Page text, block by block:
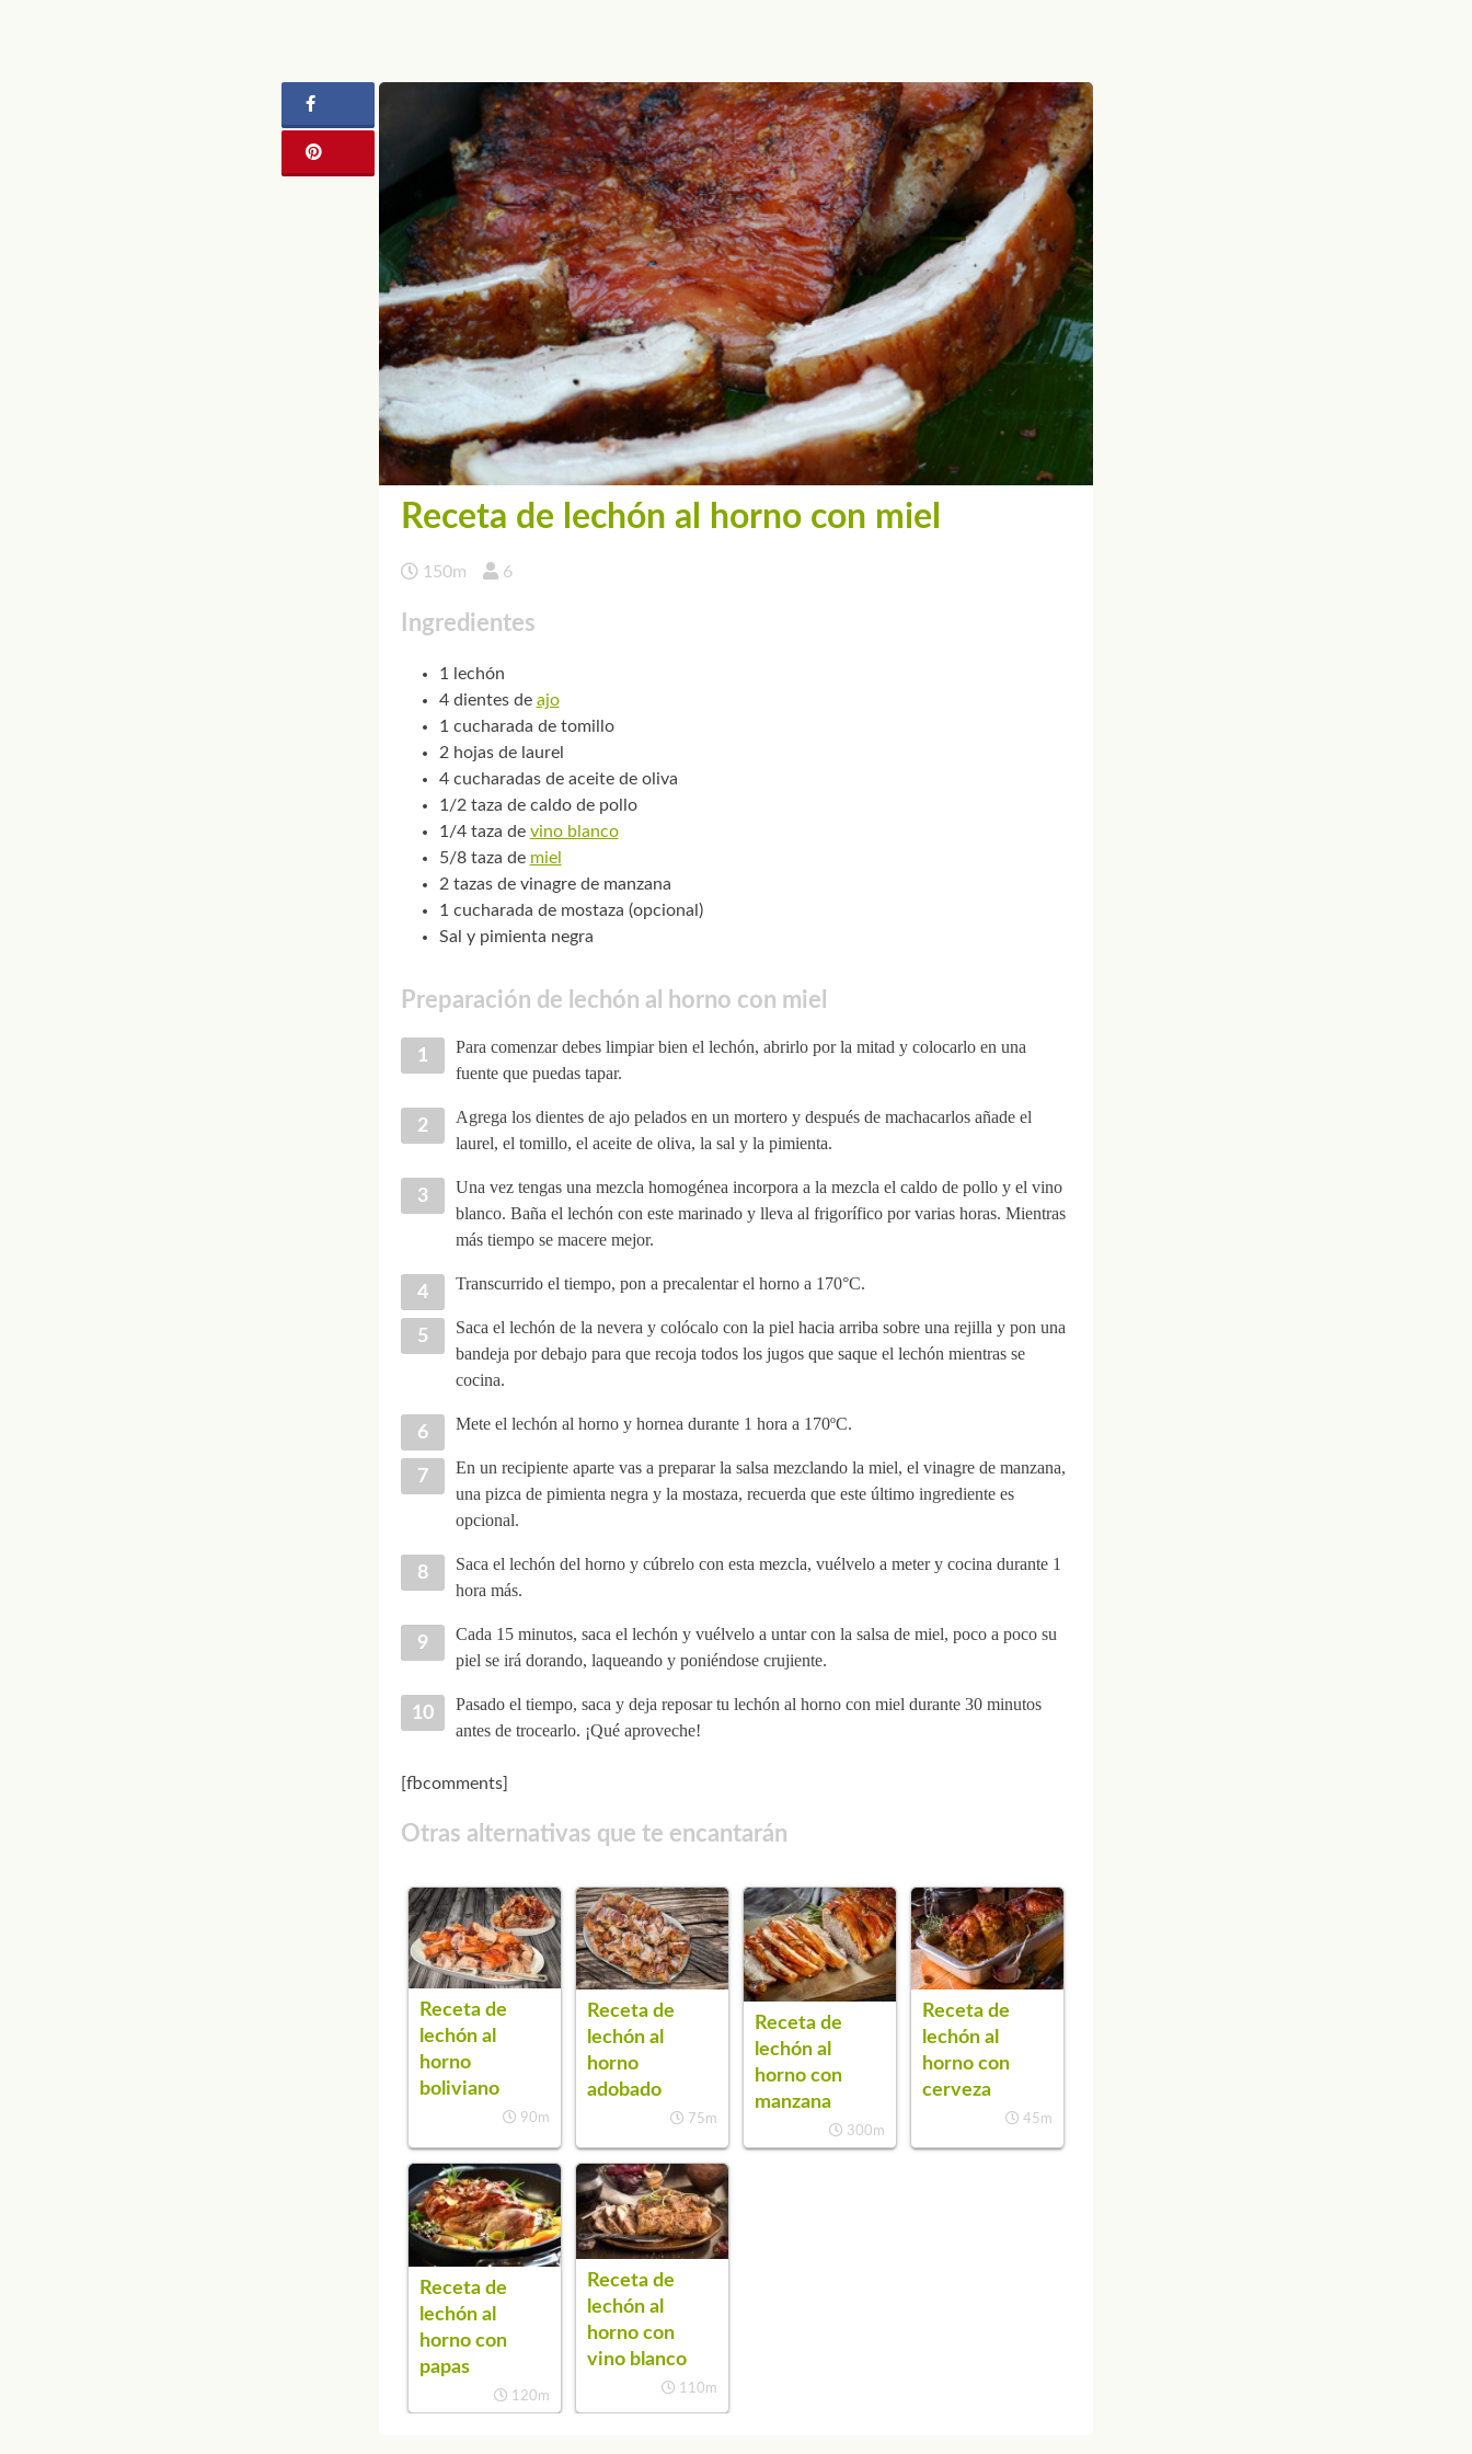
Receta de lechón al horno con miel
150m 6
Ingredientes
1 lechón
4 dientes de ajo
1 cucharada de tomillo
2 hojas de laurel
4 cucharadas de aceite de oliva
1/2 taza de caldo de pollo
1/4 taza de vino blanco
5/8 taza de miel
2 tazas de vinagre de manzana
1 cucharada de mostaza (opcional)
Sal y pimienta negra
Preparación de lechón al horno con miel
Para comenzar debes limpiar bien el lechón, abrirlo por la mitad y colocarlo en una
fuente que puedas tapar.
Agrega los dientes de ajo pelados en un mortero y después de machacarlos añade el
laurel, el tomillo, el aceite de oliva, la sal y la pimienta.
Una vez tengas una mezcla homogénea incorpora a la mezcla el caldo de pollo y el vino
blanco. Baña el lechón con este marinado y lleva al frigorífico por varias horas. Mientras
más tiempo se macere mejor.
Transcurrido el tiempo, pon a precalentar el horno a 170°C.
Saca el lechón de la nevera y colócalo con la piel hacia arriba sobre una rejilla y pon una
bandeja por debajo para que recoja todos los jugos que saque el lechón mientras se
cocina.
Mete el lechón al horno y hornea durante 1 hora a 170ºC.
En un recipiente aparte vas a preparar la salsa mezclando la miel, el vinagre de manzana,
una pizca de pimienta negra y la mostaza, recuerda que este último ingrediente es
opcional.
Saca el lechón del horno y cúbrelo con esta mezcla, vuélvelo a meter y cocina durante 1
hora más.
Cada 15 minutos, saca el lechón y vuélvelo a untar con la salsa de miel, poco a poco su
piel se irá dorando, laqueando y poniéndose crujiente.
Pasado el tiempo, saca y deja reposar tu lechón al horno con miel durante 30 minutos
antes de trocearlo. ¡Qué aproveche!
[fbcomments]
Otras alternativas que te encantarán
Receta de
lechón al
horno
boliviano
90m
Receta de
lechón al
horno
adobado
75m
Receta de
lechón al
horno con
manzana
300m
Receta de
lechón al
horno con
cerveza
45m
Receta de
lechón al
horno con
papas
120m
Receta de
lechón al
horno con
vino blanco
110m